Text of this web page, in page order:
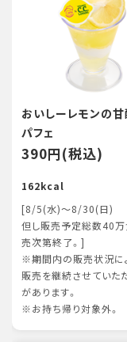
おいしーレモンの甘
パフェ
390円(税込)
162kcal
[8/5(水)～8/30(日)
但し販売予定総数40
売次第終了。]
※期間内の販売状況に
販売を継続させていた
があります。
※お持ち帰り対象外。